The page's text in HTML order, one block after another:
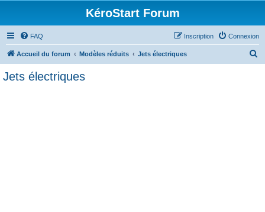
KéroStart Forum
FAQ Connexion
Inscription
Accueil du forum Modèles réduits Jets électriques
Jets électriques